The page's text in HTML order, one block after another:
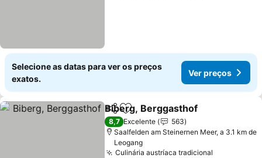
Selecione as datas para ver os preços
exatos.
Ver preços
PartilharAdicionar aos favoritos
Biberg, Berggasthof
8,7 Excelente
563
Saalfelden am Steinernen Meer, a 3.1 km de
Leogang
Culinária austríaca tradicional